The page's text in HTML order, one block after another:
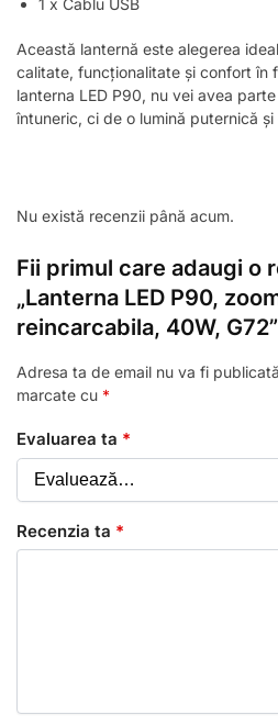
1 x Cablu USB
Această lanternă este alegerea
calitate, funcționalitate și confort în
lanterna LED P90, nu vei avea
întuneric, ci de o lumină puternică
Nu există recenzii până acum.
Fii primul care adaugi o
„Lanterna LED P90,
reincarcabila, 40W, G72”
Adresa ta de email nu va fi
marcate cu *
Evaluarea ta *
Recenzia ta *